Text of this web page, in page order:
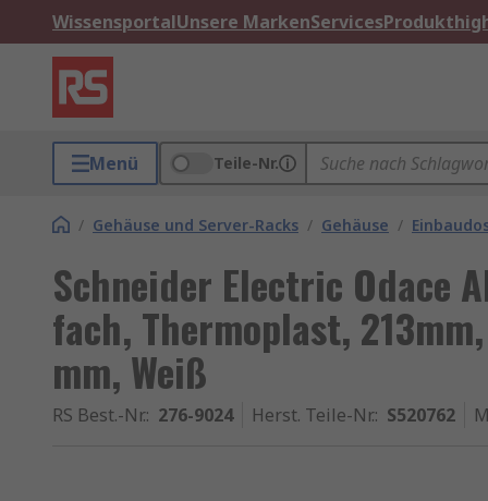
WissensportalUnsere MarkenServices
Menü Teile-Nr.
/ Gehäuse und Server-Racks / Gehäuse /
Schneider Electric Odace
fach, Thermoplast,
mm, Weiß
RS Best.-Nr.: 276-9024 Herst. Teile-Nr.: S520762